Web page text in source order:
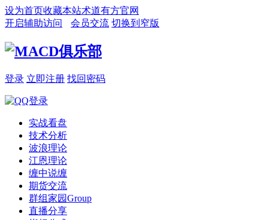
设为首页收藏本站术道有方官网
开启辅助访问
会员交流 切换到窄版
登录 立即注册 找回密码
实战看盘
技术分析
波浪理论
江恩理论
缠中说缠
期货交流
群组家园Group
直播分享